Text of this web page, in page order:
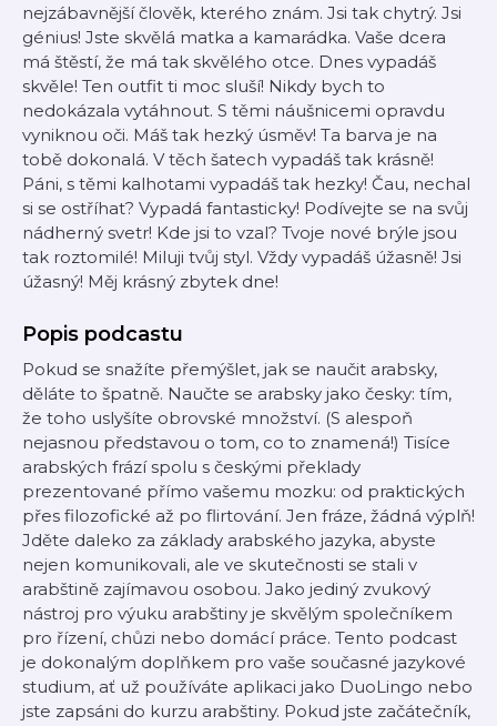
nejzábavnější člověk, kterého znám. Jsi tak chytrý. Jsi
génius! Jste skvělá matka a kamarádka. Vaše dcera
má štěstí, že má tak skvělého otce. Dnes vypadáš
skvěle! Ten outfit ti moc sluší! Nikdy bych to
nedokázala vytáhnout. S těmi náušnicemi opravdu
vyniknou oči. Máš tak hezký úsměv! Ta barva je na
tobě dokonalá. V těch šatech vypadáš tak krásně!
Páni, s těmi kalhotami vypadáš tak hezky! Čau, nechal
si se ostříhat? Vypadá fantasticky! Podívejte se na svůj
nádherný svetr! Kde jsi to vzal? Tvoje nové brýle jsou
tak roztomilé! Miluji tvůj styl. Vždy vypadáš úžasně! Jsi
úžasný! Měj krásný zbytek dne!
Popis podcastu
Pokud se snažíte přemýšlet, jak se naučit arabsky,
děláte to špatně. Naučte se arabsky jako česky: tím,
že toho uslyšíte obrovské množství. (S alespoň
nejasnou představou o tom, co to znamená!) Tisíce
arabských frází spolu s českými překlady
prezentované přímo vašemu mozku: od praktických
přes filozofické až po flirtování. Jen fráze, žádná výplň!
Jděte daleko za základy arabského jazyka, abyste
nejen komunikovali, ale ve skutečnosti se stali v
arabštině zajímavou osobou. Jako jediný zvukový
nástroj pro výuku arabštiny je skvělým společníkem
pro řízení, chůzi nebo domácí práce. Tento podcast
je dokonalým doplňkem pro vaše současné jazykové
studium, ať už používáte aplikaci jako DuoLingo nebo
jste zapsáni do kurzu arabštiny. Pokud jste začátečník,